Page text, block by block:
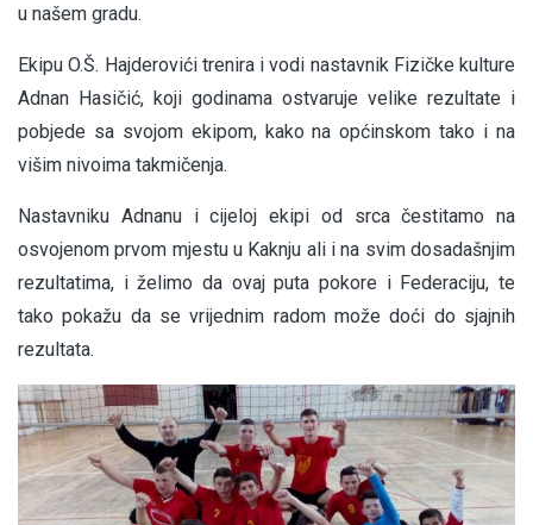
u našem gradu.
Ekipu O.Š. Hajderovići trenira i vodi nastavnik Fizičke kulture
Adnan Hasičić, koji godinama ostvaruje velike rezultate i
pobjede sa svojom ekipom, kako na općinskom tako i na
višim nivoima takmičenja.
Nastavniku Adnanu i cijeloj ekipi od srca čestitamo na
osvojenom prvom mjestu u Kaknju ali i na svim dosadašnjim
rezultatima, i želimo da ovaj puta pokore i Federaciju, te
tako pokažu da se vrijednim radom može doći do sjajnih
rezultata.